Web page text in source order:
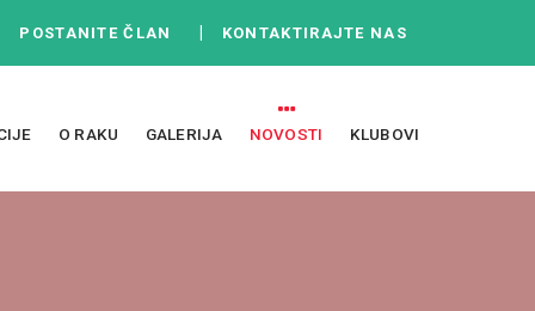
POSTANITE ČLAN KONTAKTIRAJTE NAS
O RAKU GALERIJA NOVOSTI KLUBOVI